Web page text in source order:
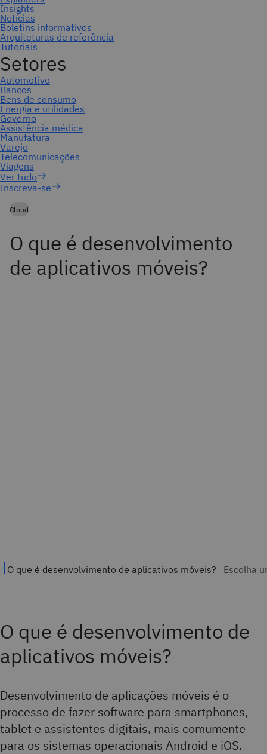
Inscreva-se
Cloud
O que é desenvolvimento
de aplicativos móveis?
O que é desenvolvimento de
aplicativos móveis?
Desenvolvimento de aplicações móveis é o
processo de fazer software para smartphones,
tablet e assistentes digitais, mais comumente
para os sistemas operacionais Android e iOS.